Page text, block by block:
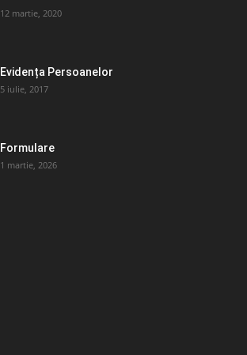
12 martie, 2020
Evidența Persoanelor
5 iulie, 2017
Formulare
1 martie, 2026